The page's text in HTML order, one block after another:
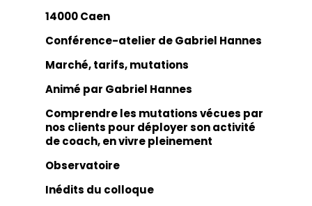
14000 Caen
Conférence-atelier de Gabriel Hannes
Marché, tarifs, mutations
Animé par Gabriel Hannes
Comprendre les mutations vécues par
nos clients pour déployer son activité
de coach, en vivre pleinement
Observatoire
Inédits du colloque